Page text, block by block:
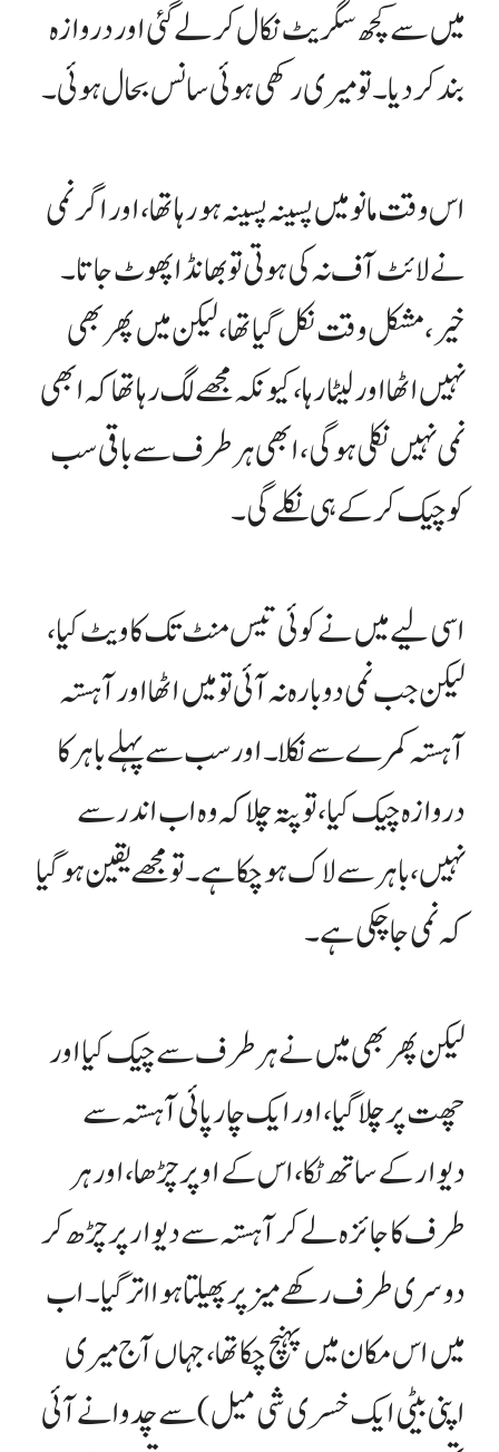
میں سے کچھ سگریٹ نکال کر لے گئی اور دروازہ
بند کر دیا۔ تو میری رکھی ہوئی سانس بحال ہوئی۔
اس وقت مانو میں پسینہ پسینہ ہو رہا تھا، اور اگر نمی
نے لائٹ آف نہ کی ہوتی تو بھانڈا پھوٹ جاتا۔
خیر، مشکل وقت نکل گیا تھا، لیکن میں پھر بھی
نہیں اٹھا اور لیٹا رہا، کیونکہ مجھے لگ رہا تھا کہ ابھی
نمی نہیں نکلی ہو گی، ابھی ہر طرف سے باقی سب
کو چیک کر کے ہی نکلے گی۔
اسی لیے میں نے کوئی تیس منٹ تک کا ویٹ کیا،
لیکن جب نمی دوبارہ نہ آئی تو میں اٹھا اور آہستہ
آہستہ کمرے سے نکلا۔ اور سب سے پہلے باہر کا
دروازہ چیک کیا، تو پتہ چلا کہ وہ اب اندر سے
نہیں، باہر سے لاک ہو چکا ہے۔ تو مجھے یقین ہو گیا
کہ نمی جا چکی ہے۔
لیکن پھر بھی میں نے ہر طرف سے چیک کیا اور
چھت پر چلا گیا، اور ایک چار پائی آہستہ سے
دیوار کے ساتھ ٹکا، اس کے اوپر چڑھا، اور ہر
طرف کا جائزہ لے کر آہستہ سے دیوار پر چڑھ کر
دوسری طرف رکھے میز پر پھیلتا ہوا اتر گیا۔ اب
میں اس مکان میں پہنچ چکا تھا، جہاں آج میری
اپنی بیٹی ایک خسری شی میل) سے چد وانے آئی